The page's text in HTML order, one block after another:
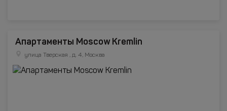
Апартаменты Moscow Kremlin
улица Тверская , д. 4, Москва